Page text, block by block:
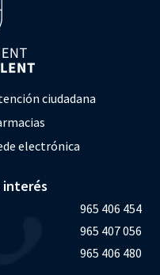
ciudadana
electrónica
interés
965 406 454
965 407 056
965 406 480